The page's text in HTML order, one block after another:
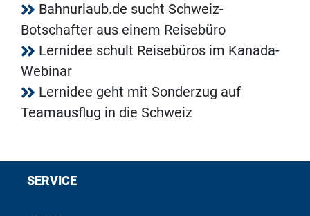
Bahnurlaub.de sucht Schweiz-
Botschafter aus einem Reisebüro
Lernidee schult Reisebüros im Kanada-
Webinar
Lernidee geht mit Sonderzug auf
Teamausflug in die Schweiz
SERVICE